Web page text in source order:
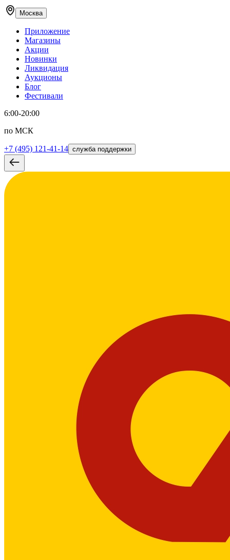
Москва
Приложение
Магазины
Акции
Новинки
Ликвидация
Аукционы
Блог
Фестивали
6:00-20:00
по МСК
+7 (495) 121-41-14 служба поддержки